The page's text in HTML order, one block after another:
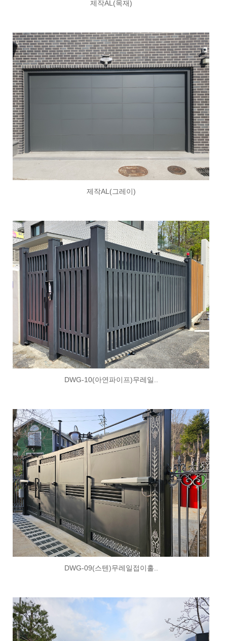
제작AL(목재)
제작AL(그레이)
DWG-10(아연파이프)무레일..
DWG-09(스텐)무레일접이홀..